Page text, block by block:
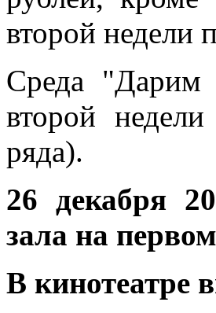
второй недели
Среда "Дарим
второй
ряда).
26 декабря
зала на
В кинотеатре